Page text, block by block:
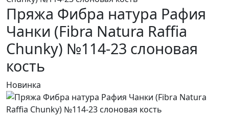
Пряжа Фибра натура Рафия
Чанки (Fibra Natura Raffia
Chunky) №114-23 слоновая
кость
Новинка